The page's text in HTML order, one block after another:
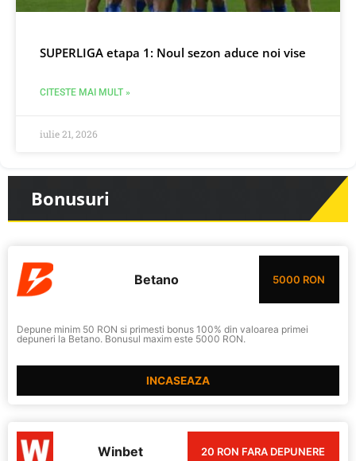
SUPERLIGA etapa 1: Noul sezon aduce noi vise
CITESTE MAI MULT »
iulie 21, 2026
Bonusuri
Betano 5000 RON
Depune minim 50 RON si primesti bonus 100% din valoarea primei
depuneri la Betano. Bonusul maxim este 5000 RON.
INCASEAZA
Winbet 20 RON FARA DEPUNERE